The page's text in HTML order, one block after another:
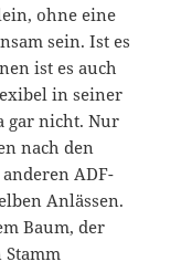
ohne eine
sein. Ist es
ist es auch
in seiner
gar nicht. Nur
nach den
ADF-
Anlässen.
Baum, der